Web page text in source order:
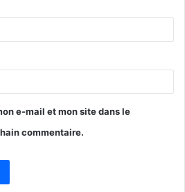
e-mail et mon site dans le
commentaire.